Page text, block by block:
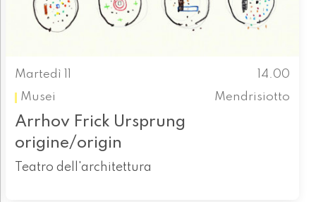
Martedì 11
14.00
Musei
Mendrisiotto
Arrhov Frick Ursprung
origine/origin
Teatro dell'architettura